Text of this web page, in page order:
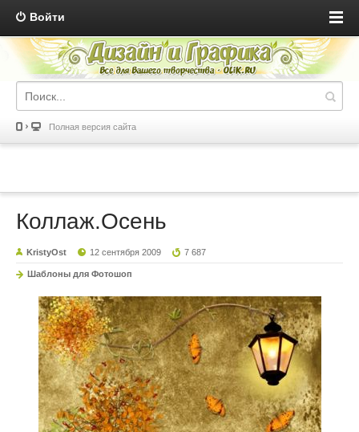
Войти
Полная версия сайта
Коллаж.Осень
KristyOst 12 сентября 2009 7 687
Шаблоны для Фотошоп